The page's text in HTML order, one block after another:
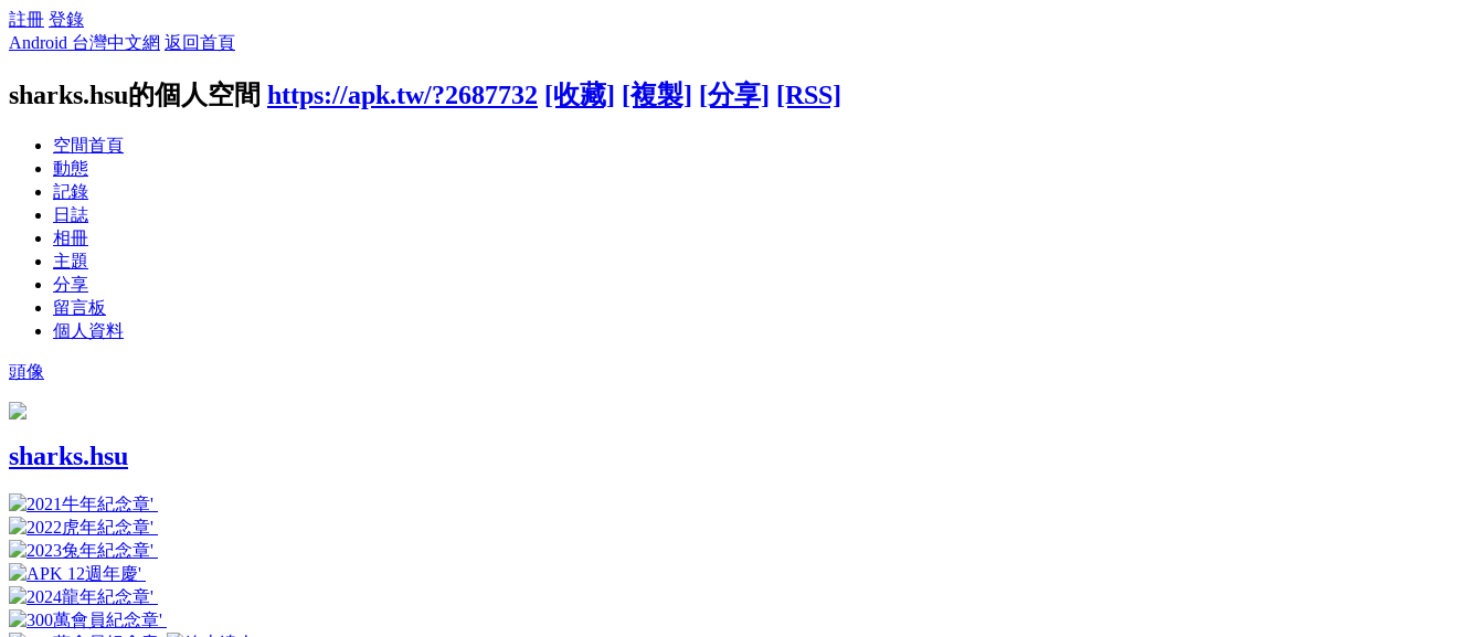
註冊 登錄
Android 台灣中文網 返回首頁
sharks.hsu的個人空間 https://apk.tw/?2687732 [收藏] [複製] [分享] [RSS]
空間首頁
動態
記錄
日誌
相冊
主題
分享
留言板
個人資料
頭像
sharks.hsu